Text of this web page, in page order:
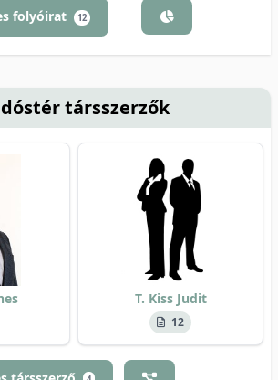
folyóirat 12
társszerzők
T. Kiss Judit
12